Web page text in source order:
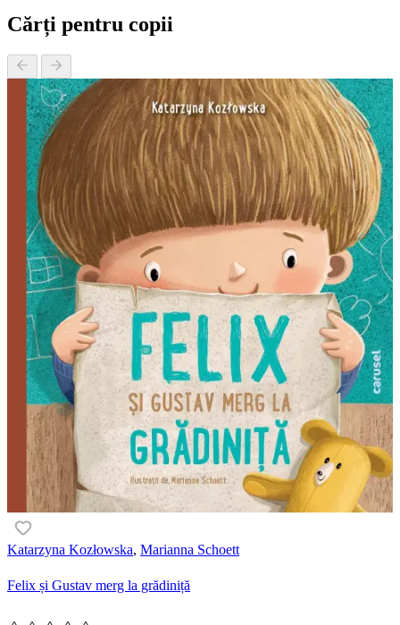
Cărți pentru copii
Katarzyna Kozłowska, Marianna Schoett
Felix și Gustav merg la grădiniță